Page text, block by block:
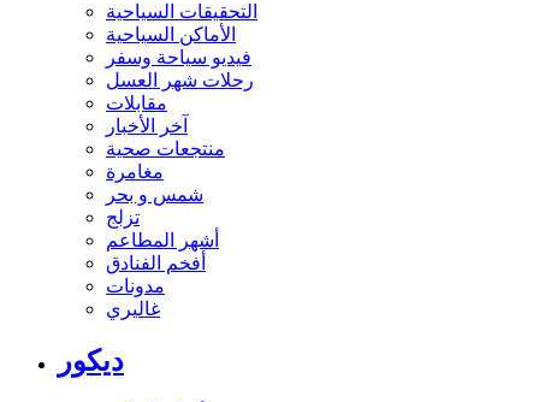
التحقيقات السياحية
الأماكن السياحية
فيديو سياحة وسفر
رحلات شهر العسل
مقابلات
آخر الأخبار
منتجعات صحية
مغامرة
شمس و بحر
تزلج
أشهر المطاعم
أفخم الفنادق
مدونات
غاليري
ديكور